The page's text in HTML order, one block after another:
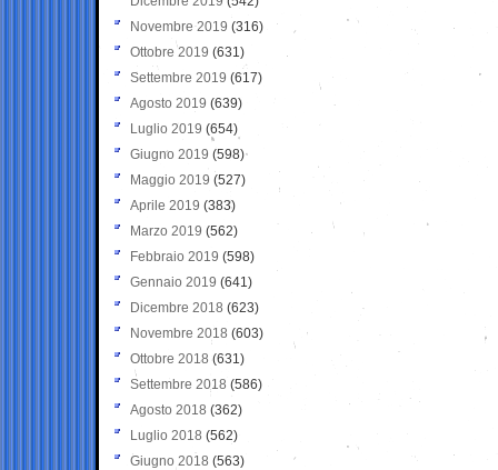
Novembre 2019 (316)
Ottobre 2019 (631)
Settembre 2019 (617)
Agosto 2019 (639)
Luglio 2019 (654)
Giugno 2019 (598)
Maggio 2019 (527)
Aprile 2019 (383)
Marzo 2019 (562)
Febbraio 2019 (598)
Gennaio 2019 (641)
Dicembre 2018 (623)
Novembre 2018 (603)
Ottobre 2018 (631)
Settembre 2018 (586)
Agosto 2018 (362)
Luglio 2018 (562)
Giugno 2018 (563)